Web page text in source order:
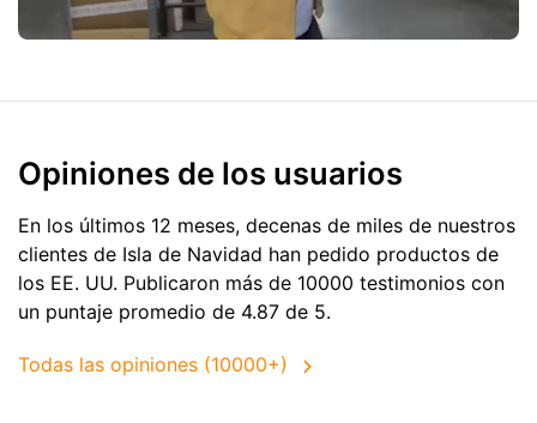
Opiniones de los usuarios
En los últimos 12 meses, decenas de miles de nuestros
clientes de Isla de Navidad han pedido productos de
los EE. UU. Publicaron más de 10000 testimonios con
un puntaje promedio de 4.87 de 5.
Todas las opiniones (10000+)